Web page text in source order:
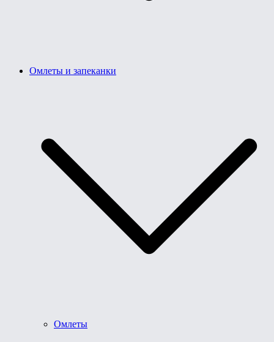
Омлеты и запеканки
Омлеты